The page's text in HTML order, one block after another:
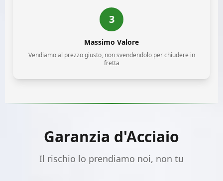
3
Massimo Valore
Vendiamo al prezzo giusto, non svendendolo per chiudere in
fretta
Garanzia d'Acciaio
Il rischio lo prendiamo noi, non tu